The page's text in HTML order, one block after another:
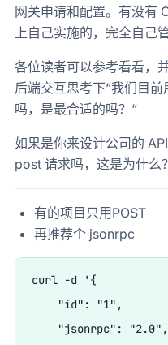
网关申请和配置。有没有
上自己实施的，完全自己管
各位读者可以参考看看，
后端交互思考下“我们目
吗，是最合适的吗？“
如果是你来设计公司的
post 请求吗，这是为什么？
有的项目只用POST
再推荐个 jsonrpc
curl -d '{
    "id": "1",
    "jsonrpc": "2.0",